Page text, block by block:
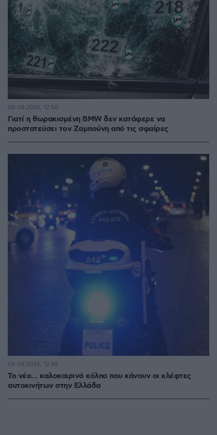
Γιατί η θωρακισμένη BMW δεν κατάφερε να
προστατεύσει τον Ζαμπούνη από τις σφαίρες
08.08.2026, 12:50
Το νέο... καλοκαιρινό κόλπο που κάνουν οι κλέφτες
αυτοκινήτων στην Ελλάδα
08.08.2026, 12:48